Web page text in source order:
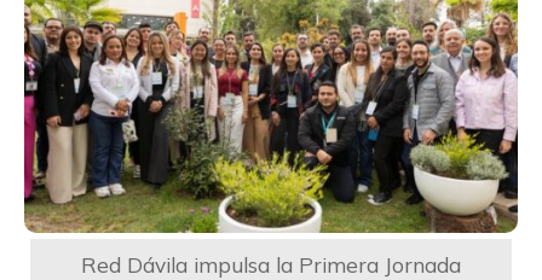
Red Dávila impulsa la Primera Jornada